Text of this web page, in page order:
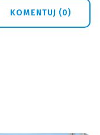
KOMENTUJ (0)